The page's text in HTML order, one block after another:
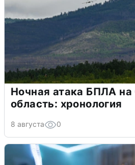
Ночная атака БПЛА
область: хронология
8 августа 0